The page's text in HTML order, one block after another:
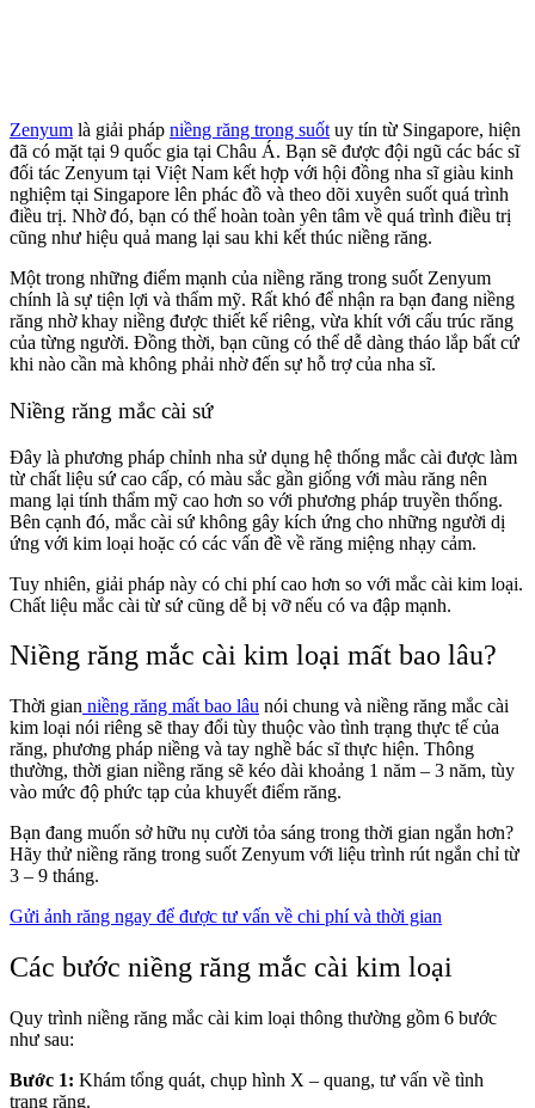
Zenyum là giải pháp niềng răng trong suốt uy tín từ Singapore, hiện
đã có mặt tại 9 quốc gia tại Châu Á. Bạn sẽ được đội ngũ các bác sĩ
đối tác Zenyum tại Việt Nam kết hợp với hội đồng nha sĩ giàu kinh
nghiệm tại Singapore lên phác đồ và theo dõi xuyên suốt quá trình
điều trị. Nhờ đó, bạn có thể hoàn toàn yên tâm về quá trình điều trị
cũng như hiệu quả mang lại sau khi kết thúc niềng răng.
Một trong những điểm mạnh của niềng răng trong suốt Zenyum
chính là sự tiện lợi và thẩm mỹ. Rất khó để nhận ra bạn đang niềng
răng nhờ khay niềng được thiết kế riêng, vừa khít với cấu trúc răng
của từng người. Đồng thời, bạn cũng có thể dễ dàng tháo lắp bất cứ
khi nào cần mà không phải nhờ đến sự hỗ trợ của nha sĩ.
Niềng răng mắc cài sứ
Đây là phương pháp chỉnh nha sử dụng hệ thống mắc cài được làm
từ chất liệu sứ cao cấp, có màu sắc gần giống với màu răng nên
mang lại tính thẩm mỹ cao hơn so với phương pháp truyền thống.
Bên cạnh đó, mắc cài sứ không gây kích ứng cho những người dị
ứng với kim loại hoặc có các vấn đề về răng miệng nhạy cảm.
Tuy nhiên, giải pháp này có chi phí cao hơn so với mắc cài kim loại.
Chất liệu mắc cài từ sứ cũng dễ bị vỡ nếu có va đập mạnh.
Niềng răng mắc cài kim loại mất bao lâu?
Thời gian niềng răng mất bao lâu nói chung và niềng răng mắc cài
kim loại nói riêng sẽ thay đổi tùy thuộc vào tình trạng thực tế của
răng, phương pháp niềng và tay nghề bác sĩ thực hiện. Thông
thường, thời gian niềng răng sẽ kéo dài khoảng 1 năm – 3 năm, tùy
vào mức độ phức tạp của khuyết điểm răng.
Bạn đang muốn sở hữu nụ cười tỏa sáng trong thời gian ngắn hơn?
Hãy thử niềng răng trong suốt Zenyum với liệu trình rút ngắn chỉ từ
3 – 9 tháng.
Gửi ảnh răng ngay để được tư vấn về chi phí và thời gian
Các bước niềng răng mắc cài kim loại
Quy trình niềng răng mắc cài kim loại thông thường gồm 6 bước
như sau:
Bước 1: Khám tổng quát, chụp hình X – quang, tư vấn về tình
trạng răng.